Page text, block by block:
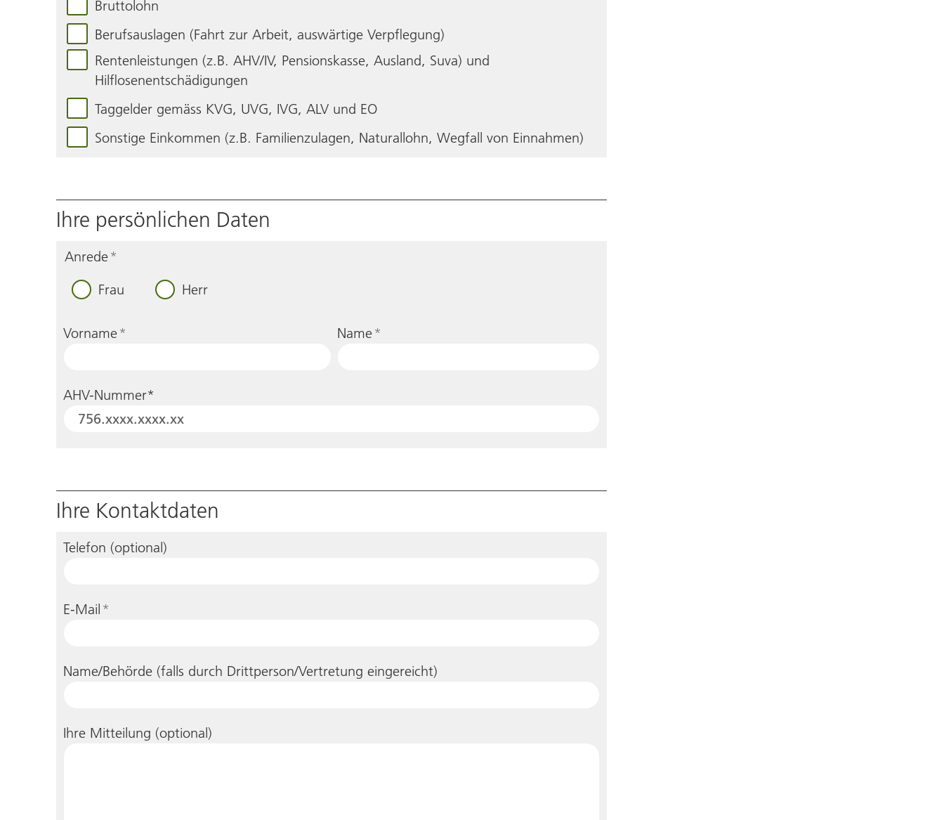
Bruttolohn
Berufsauslagen (Fahrt zur Arbeit, auswärtige Verpflegung)
Rentenleistungen (z.B. AHV/IV, Pensionskasse, Ausland, Suva) und
Hilflosenentschädigungen
Taggelder gemäss KVG, UVG, IVG, ALV und EO
Sonstige Einkommen (z.B. Familienzulagen, Naturallohn, Wegfall von Einnahmen)
Ihre persönlichen Daten
Anrede*
Frau
Herr
Vorname* Name*
AHV-Nummer*
Ihre Kontaktdaten
Telefon (optional)
E-Mail *
Name/Behörde (falls durch Drittperson/Vertretung eingereicht)
Ihre Mitteilung (optional)